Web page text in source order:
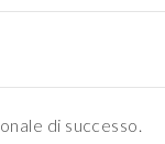
di successo.